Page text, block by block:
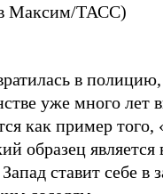
Максим/ТАСС)
в полицию,
уже много лет
как пример
образец
ставит себе в